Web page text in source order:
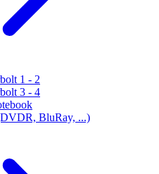
1 - 2
3 - 4
BluRay, ...)